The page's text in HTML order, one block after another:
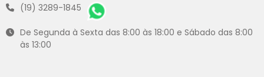
(19) 3289-1845
De Segunda à Sexta das 8:00 às 18:00 e Sábado das 8:00
às 13:00